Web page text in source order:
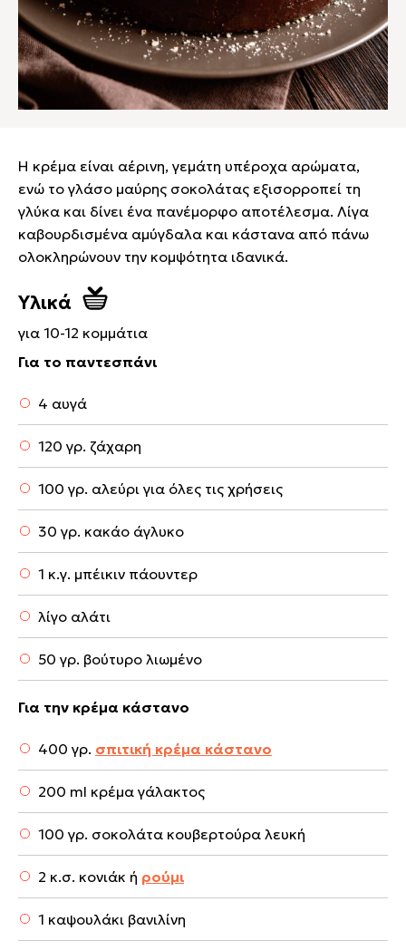
Η κρέμα είναι αέρινη, γεμάτη υπέροχα αρώματα,
ενώ το γλάσο μαύρης σοκολάτας εξισορροπεί τη
γλύκα και δίνει ένα πανέμορφο αποτέλεσμα. Λίγα
καβουρδισμένα αμύγδαλα και κάστανα από πάνω
ολοκληρώνουν την κομψότητα ιδανικά.
Υλικά
για 10-12 κομμάτια
Για το παντεσπάνι
4 αυγά
120 γρ. ζάχαρη
100 γρ. αλεύρι για όλες τις χρήσεις
30 γρ. κακάο άγλυκο
1 κ.γ. μπέικιν πάουντερ
λίγο αλάτι
50 γρ. βούτυρο λιωμένο
Για την κρέμα κάστανο
400 γρ. σπιτική κρέμα κάστανο
200 ml κρέμα γάλακτος
100 γρ. σοκολάτα κουβερτούρα λευκή
2 κ.σ. κονιάκ ή ρούμι
1 καψουλάκι βανιλίνη